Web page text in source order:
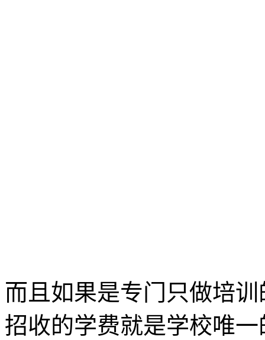
而且如果是专门只做培
招收的学费就是学校唯